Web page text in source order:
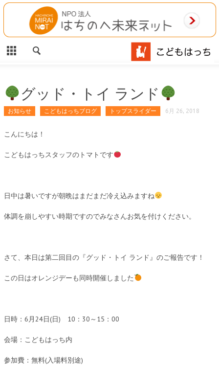
CLOSE
HOME
施設案内
相談事業
MAP
お問合わせ
グッド・トイ ランド
お知らせ こどもはっちブログ トップスライダー 6月 26, 2018
こんにちは！
こどもはっちスタッフのトマトです
日中は暑いですが朝晩はまだまだ冷え込みますね
体調を崩しやすい時期ですのでみなさんお気を付けください。
さて、本日は第二回目の『グッド・トイ ランド』のご報告です！
この日はオレンジデーも同時開催しました
日時：6月24日(日) 10：30～15：00
会場：こどもはっち内
参加費：無料(入場料別途)